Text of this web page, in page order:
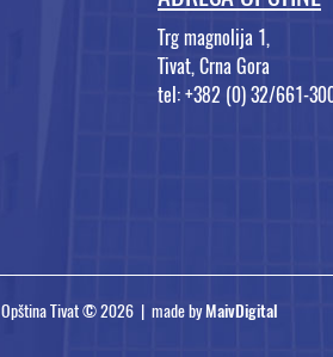
Trg magnolija 1,
Tivat, Crna Gora
tel: +382 (0) 32/661-
Opština Tivat © 2026 | made byMaivDigital